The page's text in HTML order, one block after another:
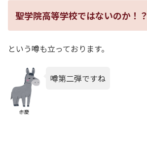
聖学院高等学校ではないのか！？
という噂も立っております。
赤慶
噂第二弾ですね